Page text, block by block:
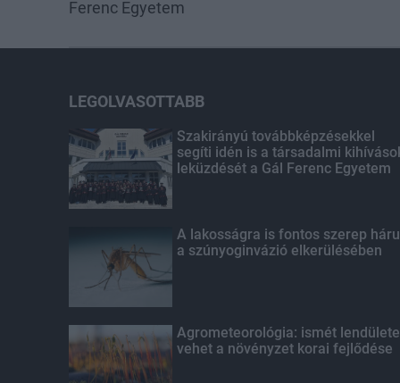
Ferenc Egyetem
LEGOLVASOTTABB
Szakirányú továbbképzésekkel
segíti idén is a társadalmi
leküzdését a Gál Ferenc Egyetem
A lakosságra is fontos szerep
a szúnyoginvázió elkerülésében
Agrometeorológia: ismét
vehet a növényzet korai fejlődése